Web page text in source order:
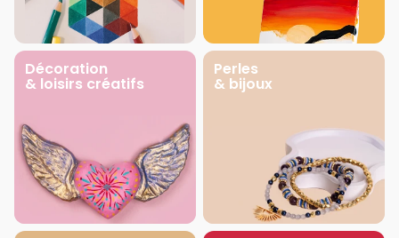
Décoration
& loisirs créatifs
Perles
& bijoux